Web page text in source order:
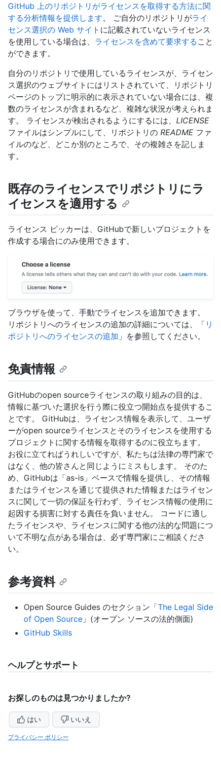
GitHub 上のリポジトリがライセンスを取得する方法に関
する分析情報を提供します。 ご自分のリポジトリがライ
センス選択の Web サイト に記載されていないライセンス
を使用している場合は、 ライセンスを含めて要求する こと
ができます。
自分のリポジトリで使用しているライセンスが、ライセン
ス選択のウェブサイトにはリストされていて、リポジトリ
ページのトップに明示的に表示されていない場合には、複
数のライセンスが含まれるなど、複雑な状況が考えられま
す。 ライセンスが検出されるようにするには、 LICENSE
ファイルはシンプルにして、リポジトリの README ファ
イルのなど、どこか別のところで、その複雑さを記しま
す。
既存のライセンスでリポジトリにラ
イセンスを適用する
ライセンス ピッカーは、GitHubで新しいプロジェクトを
作成する場合にのみ使用できます。
ブラウザを使って、手動でライセンスを追加できます。
リポジトリへのライセンスの追加の詳細については、「 リ
ポジトリへのライセンスの追加 」を参照してください。
免責情報
GitHubのopen sourceライセンスの取り組みの目的は、
情報に基づいた選択を行う際に役立つ開始点を提供するこ
とです。 GitHubは、ライセンス情報を表示して、ユーザ
ーがopen sourceライセンスとそのライセンスを使用する
プロジェクトに関する情報を取得するのに役立ちます。
お役に立てればうれしいですが、私たちは法律の専門家で
はなく、他の皆さんと同じようにミスもします。 そのた
め、GitHubは「as-is」ベースで情報を提供し、その情報
またはライセンスを通じて提供された情報またはライセン
スに関して一切の保証を行わず、ライセンス情報の使用に
起因する損害に対する責任を負いません。 コードに適し
たライセンスや、ライセンスに関する他の法的な問題につ
いて不明な点がある場合は、必ず専門家にご相談くださ
い。
参考資料
Open Source Guides のセクション「The Legal Side
of Open Source 」(オープン ソースの法的側面)
GitHub Skills
ヘルプとサポート
お探しのものは見つかりましたか?
はい いいえ
プライバシー ポリシー